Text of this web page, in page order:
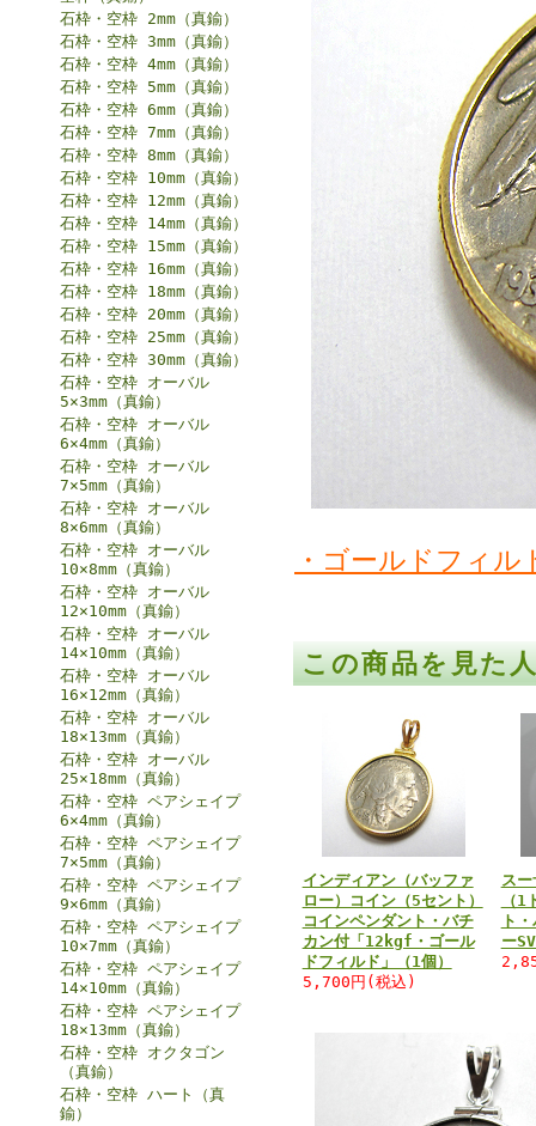
石枠・空枠 2mm（真鍮）
石枠・空枠 3mm（真鍮）
石枠・空枠 4mm（真鍮）
石枠・空枠 5mm（真鍮）
石枠・空枠 6mm（真鍮）
石枠・空枠 7mm（真鍮）
石枠・空枠 8mm（真鍮）
石枠・空枠 10mm（真鍮）
石枠・空枠 12mm（真鍮）
石枠・空枠 14mm（真鍮）
石枠・空枠 15mm（真鍮）
石枠・空枠 16mm（真鍮）
石枠・空枠 18mm（真鍮）
石枠・空枠 20mm（真鍮）
石枠・空枠 25mm（真鍮）
石枠・空枠 30mm（真鍮）
石枠・空枠 オーバル
5×3mm（真鍮）
石枠・空枠 オーバル
6×4mm（真鍮）
石枠・空枠 オーバル
7×5mm（真鍮）
石枠・空枠 オーバル
8×6mm（真鍮）
石枠・空枠 オーバル
10×8mm（真鍮）
石枠・空枠 オーバル
12×10mm（真鍮）
石枠・空枠 オーバル
14×10mm（真鍮）
石枠・空枠 オーバル
16×12mm（真鍮）
石枠・空枠 オーバル
18×13mm（真鍮）
石枠・空枠 オーバル
25×18mm（真鍮）
石枠・空枠 ペアシェイプ
6×4mm（真鍮）
石枠・空枠 ペアシェイプ
7×5mm（真鍮）
石枠・空枠 ペアシェイプ
9×6mm（真鍮）
石枠・空枠 ペアシェイプ
10×7mm（真鍮）
石枠・空枠 ペアシェイプ
14×10mm（真鍮）
石枠・空枠 ペアシェイプ
18×13mm（真鍮）
石枠・空枠 オクタゴン
（真鍮）
石枠・空枠 ハート（真
鍮）
・ゴールドフィ
この商品を見た
インディアン（バッファ
ロー）コイン（5セント）
コインペンダント・バチ
カン付「12kgf・ゴール
ドフィルド」（1個）
5,700円(税込)
ス
（1
ト
ー